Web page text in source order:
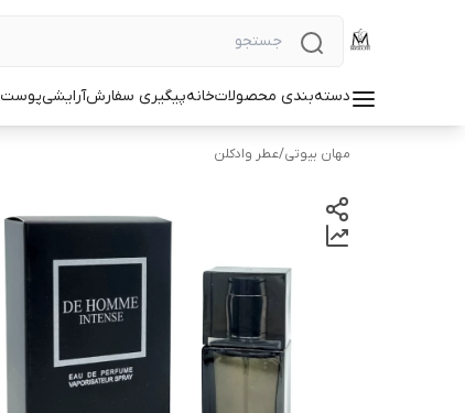
دسته‌بندی محصولاتخانهپیگیری سفارشآرایشیپوست
مهان بیوتی/عطر وادکلن